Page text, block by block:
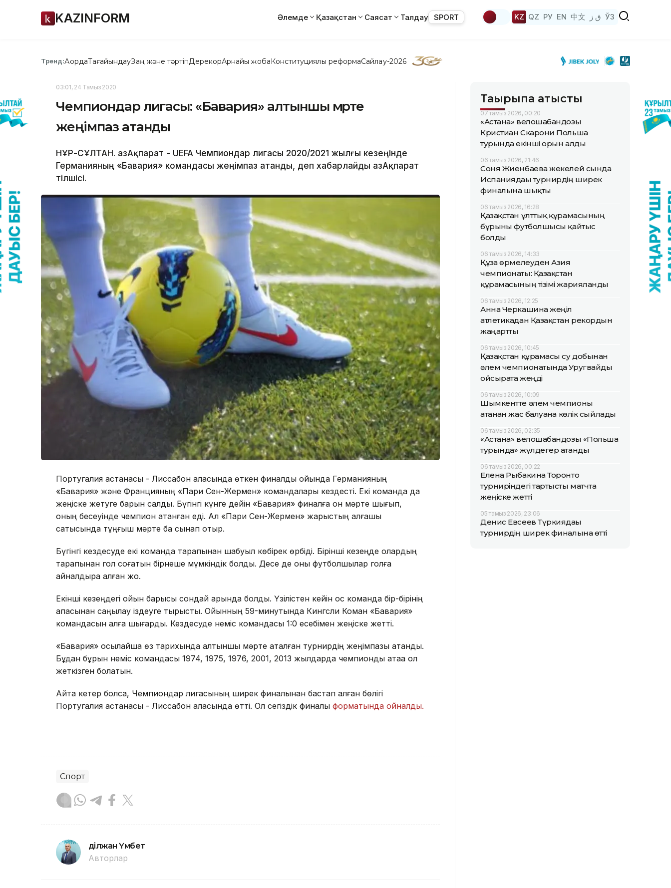
KAZINFORM Әлемде Қазақстан Саясат Талдау SPORT KZ QZ РУ EN 中文 ق ز ЎЗ
Тренд:АқордаТағайындауЗаң және тәртіпДерекқорАрнайы жобаКонституциялық реформаСайлау-2026
03:01, 24 Тамыз 2020
Чемпиондар лигасы: «Бавария» алтыншы мәрте
жеңімпаз атанды
НҰР-СҰЛТАН. ҚазАқпарат - UEFA Чемпиондар лигасы 2020/2021 жылғы кезеңінде
Германияның «Бавария» командасы жеңімпаз атанды, деп хабарлайды ҚазАқпарат
тілшісі.
Португалия астанасы - Лиссабон қаласында өткен финалдық ойында Германияның
«Бавария» және Францияның «Пари Сен-Жермен» командалары кездесті. Екі команда да
жеңіске жетуге барын салды. Бүгінгі күнге дейін «Бавария» финалға он мәрте шығып,
оның бесеуінде чемпион атанған еді. Ал «Пари Сен-Жермен» жарыстың алғашқы
сатысында тұңғыш мәрте бақ сынап отыр.
Бүгінгі кездесуде екі команда тарапынан шабуыл көбірек өрбіді. Бірінші кезеңде олардың
тарапынан гол соғатын бірнеше мүмкіндік болды. Десе де оны футболшылар голға
айналдыра алған жоқ.
Екінші кезеңдегі ойын барысы сондай қарқында болды. Үзілістен кейін қос команда бір-бірінің
қақпасынан саңылау іздеуге тырысты. Ойынның 59-минутында Кингсли Коман «Бавария»
командасын алға шығарды. Кездесуде неміс командасы 1:0 есебімен жеңіске жетті.
«Бавария» осылайша өз тарихында алтыншы мәрте аталған турнирдің жеңімпазы атанды.
Бұдан бұрын неміс командасы 1974, 1975, 1976, 2001, 2013 жылдарда чемпиондық атаққа қол
жеткізген болатын.
Айта кетер болсақ, Чемпиондар лигасының ширек финалынан бастап қалған бөлігі
Португалия астанасы - Лиссабон қаласында өтті. Ол сегіздік финалы форматында ойналды.
Спорт
Әділжан Үмбет
Авторлар
Тақырыпқа қатысты
07 тамыз 2026, 00:20
«Астана» велошабандозы
Кристиан Скарони Польша
турында екінші орын алды
06 тамыз 2026, 21:46
Соня Жиенбаева жекелей сында
Испаниядағы турнирдің ширек
финалына шықты
06 тамыз 2026, 16:28
Қазақстан ұлттық құрамасының
бұрынғы футболшысы қайтыс
болды
06 тамыз 2026, 14:33
Құзға өрмелеуден Азия
чемпионаты: Қазақстан
құрамасының тізімі жарияланды
06 тамыз 2026, 12:25
Анна Черкашина жеңіл
атлетикадан Қазақстан рекордын
жаңартты
06 тамыз 2026, 10:45
Қазақстан құрамасы су добынан
әлем чемпионатында Уругвайды
ойсырата жеңді
06 тамыз 2026, 10:09
Шымкентте әлем чемпионы
атанған жас балуанға көлік сыйлады
06 тамыз 2026, 02:35
«Астана» велошабандозы «Польша
турында» жүлдегер атанды
06 тамыз 2026, 00:22
Елена Рыбакина Торонто
турниріндегі тартысты матчта
жеңіске жетті
05 тамыз 2026, 23:06
Денис Евсеев Түркиядағы
турнирдің ширек финалына өтті